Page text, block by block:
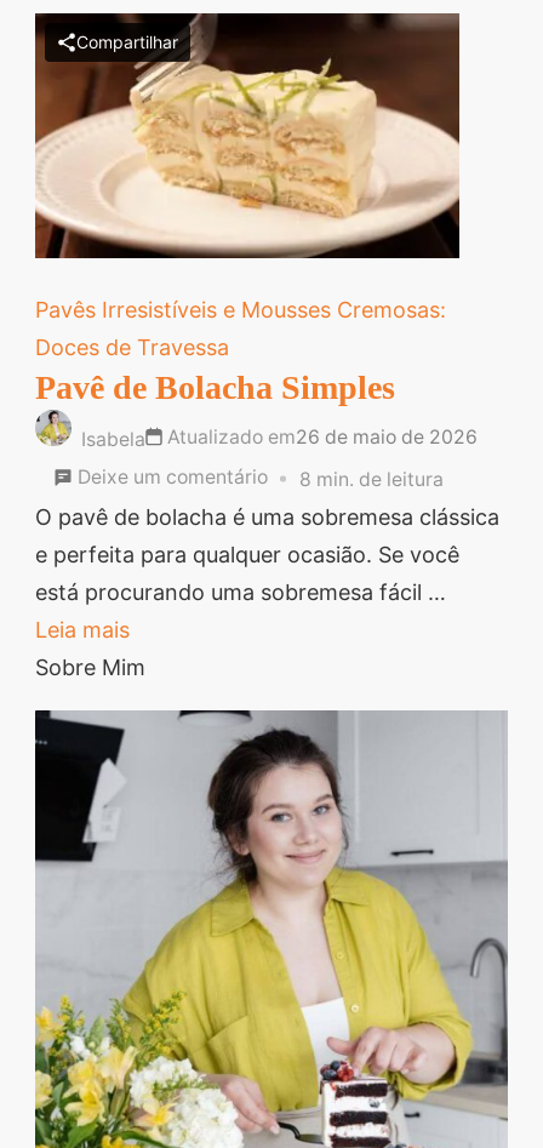
Descubra sobremesas
irresistíveis, refeições
saudáveis e práticas,
além de dicas exclusivas
que vão facilitar sua
vida na cozinha. 🍰🥗
Quer aprender a fazer
um jantar especial ou
na boca? Nós temos
tudo o que você
site e descubra técnicas
culinárias incríveis,
segredos valiosos e
Transforme suas
refeições e inspire-se
agora mesmo!
Compartilhar
Pavês Irresistíveis e Mousses Cremosas:
Doces de Travessa
Pavê de Bolacha Simples
Isabela Atualizado em26 de maio de 2026
Deixe um comentárioem
Pavê
de
Bolacha
8 min. de leitura
O pavê de bolacha é uma sobremesa clássica
e perfeita para qualquer ocasião. Se você
está procurando uma sobremesa fácil …
Leia mais
Sobre Mim